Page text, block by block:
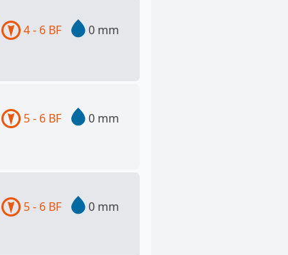
4 - 6 BF 0 mm
5 - 6 BF 0 mm
5 - 6 BF 0 mm